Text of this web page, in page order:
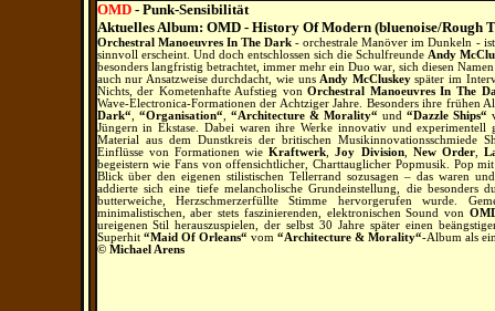
OMD- Punk-Sensibilität
Aktuelles Album: OMD - History Of Modern (bluenoise/Rough
Orchestral Manoeuvres In The Dark- orchestrale Manöver im Dunkeln - ist
sinnvoll erscheint. Und doch entschlossen sich die Schulfreunde Andy
besonders langfristig betrachtet, immer mehr ein Duo war, sich diesen
auch nur Ansatzweise durchdacht, wie uns Andy McCluskeyspäter im
Nichts, der Kometenhafte Aufstieg vonOrchestral Manoeuvres In The
Wave-Electronica-Formationen der Achtziger Jahre. Besonders ihre frühen
Dark“
“Organisation“ “Architecture & Morality“ und “Dazzle Ships“
Jüngern in Ekstase. Dabei waren ihre Werke innovativ und
Material aus dem Dunstkreis der britischen Musikinnovationsschmiede
Einflüsse von Formationen wieKraftwerk ,Joy Division, New Order,
begeistern wie Fans von offensichtlicher, Charttauglicher Popmusik. Pop
Blick über den eigenen stilistischen Tellerrand sozusagen – das waren
addierte sich eine tiefe melancholische Grundeinstellung, die besonders
butterweiche, Herzschmerzerfüllte Stimme hervorgerufen wurde.
minimalistischen, aber stets faszinierenden, elektronischen Sound von
ureigenen Stil herauszuspielen, der selbst 30 Jahre später einen
Superhit “Maid Of Orleans“ vom “Architecture & Morality“-Album als
© Michael Arens